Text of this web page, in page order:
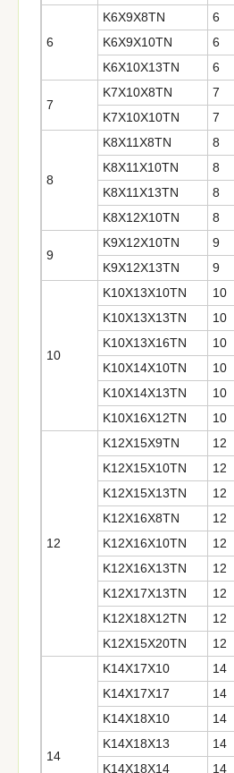
6
K6X9X8TN 6
K6X9X10TN
6
K6X10X13TN
6
7
K7X10X8TN 7
K7X10X10TN
7
8
K8X11X8TN 8
K8X11X10TN
8
K8X11X13TN
8
K8X12X10TN
8
9
K9X12X10TN 9
K9X12X13TN
9
10
K10X13X10TN 10
K10X13X13TN
10
K10X13X16TN
10
K10X14X10TN
10
K10X14X13TN
10
K10X16X12TN
10
12
K12X15X9TN 12
K12X15X10TN
12
K12X15X13TN
12
K12X16X8TN
12
K12X16X10TN
12
K12X16X13TN
12
K12X17X13TN
12
K12X18X12TN
12
K12X15X20TN
12
14
K14X17X10 14
K14X17X17
14
K14X18X10
14
K14X18X13
14
K14X18X14
14